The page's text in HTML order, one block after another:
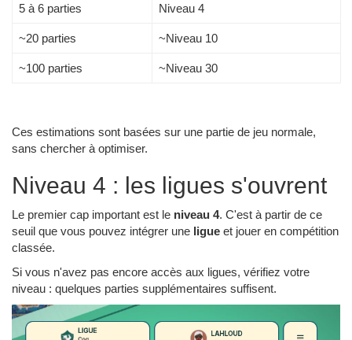
5 à 6 parties Niveau 4
~20 parties ~Niveau 10
~100 parties ~Niveau 30
Ces estimations sont basées sur une partie de jeu normale,
sans chercher à optimiser.
Niveau 4 : les ligues s'ouvrent
Le premier cap important est le niveau 4. C'est à partir de ce
seuil que vous pouvez intégrer une ligue et jouer en compétition
classée.
Si vous n'avez pas encore accès aux ligues, vérifiez votre
niveau : quelques parties supplémentaires suffisent.